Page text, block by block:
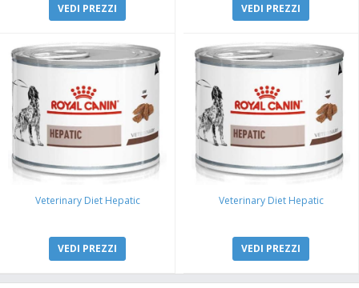
VEDI PREZZI VEDI PREZZI
Veterinary Diet Hepatic
VEDI PREZZI
Veterinary Diet Hepatic
VEDI PREZZI